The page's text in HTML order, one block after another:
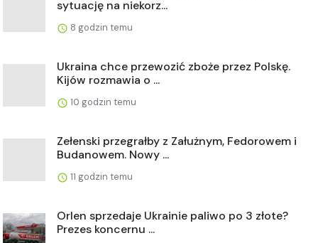
sytuację na niekorz...
8 godzin temu
Ukraina chce przewozić zboże przez Polskę.
Kijów rozmawia o ...
10 godzin temu
Zełenski przegrałby z Załużnym, Fedorowem i
Budanowem. Nowy ...
11 godzin temu
Orlen sprzedaje Ukrainie paliwo po 3 złote?
Prezes koncernu ...